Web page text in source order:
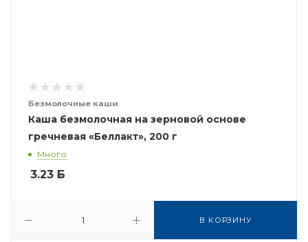
Безмолочные каши
Каша безмолочная на зерновой основе
гречневая «Беллакт», 200 г
Много
3.23 Б
В КОРЗИНУ